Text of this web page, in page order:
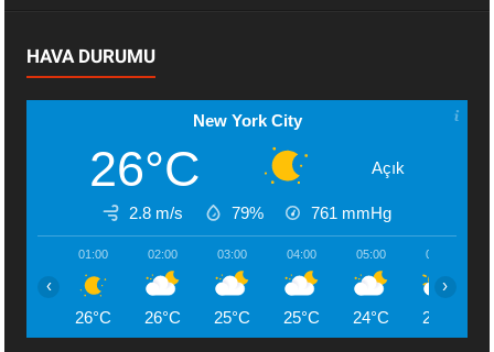
HAVA DURUMU
New York City
26°C Açık
2.8 m/s 79% 761 mmHg
01:00
26°C
02:00
26°C
03:00
25°C
04:00
25°C
05:00
24°C
06:00
24°C
‹ ›